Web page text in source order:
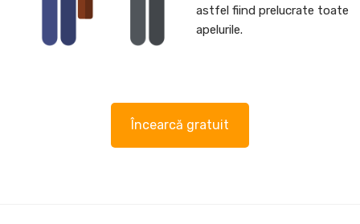
astfel fiind prelucrate toate
apelurile.
Încearcă gratuit